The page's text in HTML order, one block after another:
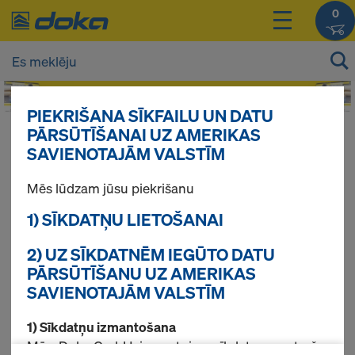
0
Jūsu produktu cenas Jūs varat redzēt
pieslēdzoties.
Akcija
Atrasti 5 produkti
Pirktākās preces
PIEKRIŠANA SĪKFAILU UN DATU
PĀRSŪTĪŠANAI UZ AMERIKAS
SAVIENOTAJĀM VALSTĪM
Mēs lūdzam jūsu piekrišanu
1) SĪKDATŅU LIETOŠANAI
2) UZ SĪKDATNĒM IEGŪTO DATU
PĀRSŪTĪŠANU UZ AMERIKAS
SAVIENOTAJĀM VALSTĪM
1) Sīkdatņu izmantošana
Mēs, Doka GmbH, izmantojam sīkdatnes un trešo